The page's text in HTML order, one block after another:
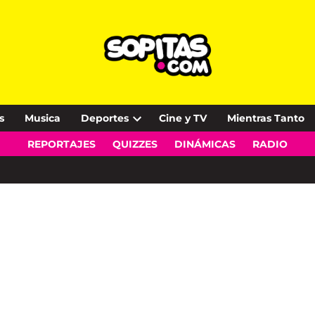
Musica Deportes
Open
dropdown
Cine y TV Mientras Tanto
REPORTAJES QUIZZES DINÁMICAS RADIO